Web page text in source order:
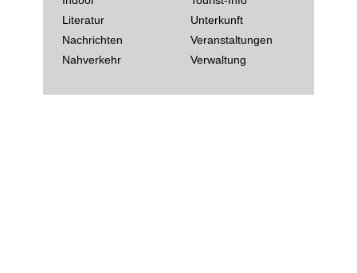
Literatur
Nachrichten
Nahverkehr
Unterkunft
Veranstaltungen
Verwaltung